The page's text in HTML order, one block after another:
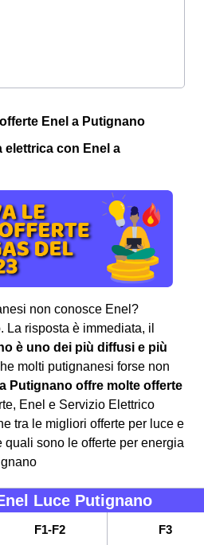
Enel a Putignano
elettrica con Enel a
non conosce Enel?
La risposta è immediata, il
è uno dei più diffusi e più
molti putignanesi forse non
Putignano offre molte offerte
Enel e Servizio Elettrico
tra le migliori offerte per luce e
quali sono le offerte per energia
Luce Putignano
F1-F2 F3